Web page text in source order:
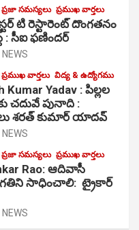
ప్రజా సమస్యలు ప్రముఖ వార్తలు
టి రెస్టారెంట్ దొంగతనం
: సీఐ ఫణిందర్
ప్రముఖ వార్తలు విద్య & ఉద్యోగము
Kumar Yadav : పిల్లల
చదువే పునాది :
శరత్ కుమార్ యాదవ్
ప్రజా సమస్యలు ప్రముఖ వార్తలు
Rao: ఆదివాసీ
సాధించాలి: ట్రైకార్